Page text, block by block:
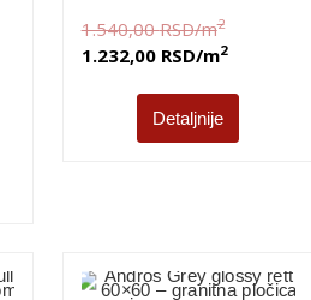
1.540,00RSD/m2
1.232,00 RSD/m2
Detaljnije